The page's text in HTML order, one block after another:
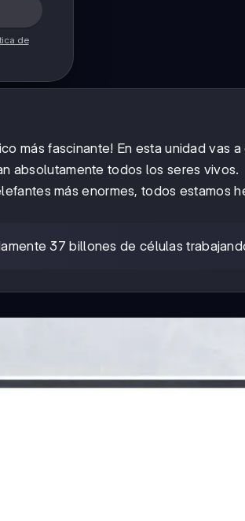
de
más fascinante! En esta unidad vas
absolutamente todos los seres vivos.
más enormes, todos estamos
37 billones de células